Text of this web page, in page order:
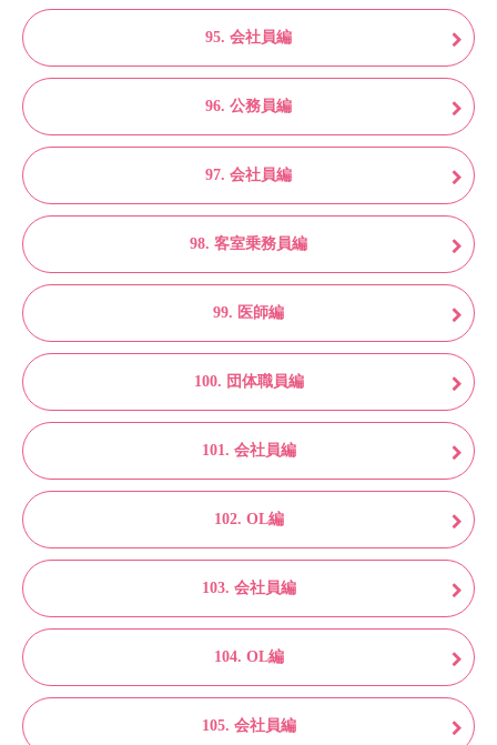
95. 会社員編
96. 公務員編
97. 会社員編
98. 客室乗務員編
99. 医師編
100. 団体職員編
101. 会社員編
102. OL編
103. 会社員編
104. OL編
105. 会社員編